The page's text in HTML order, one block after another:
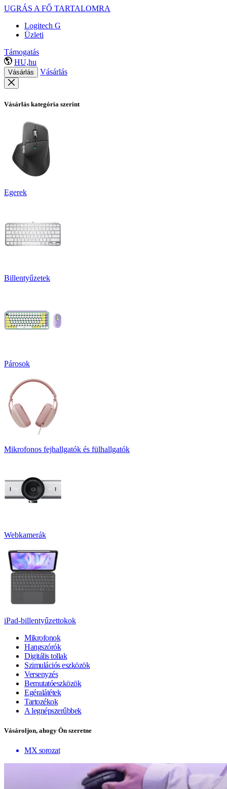
UGRÁS A FŐ TARTALOMRA
Logitech G
Üzleti
Támogatás
HU,hu
Vásárlás Vásárlás
Vásárlás kategória szerint
Egerek
Billentyűzetek
Párosok
Mikrofonos fejhallgatók és fülhallgatók
Webkamerák
iPad-billentyűzettokok
Mikrofonok
Hangszórók
Digitális tollak
Szimulációs eszközök
Versenyzés
Bemutatóeszközök
Egéralátétek
Tartozékok
A legnépszerűbbek
Vásároljon, ahogy Ön szeretne
MX sorozat